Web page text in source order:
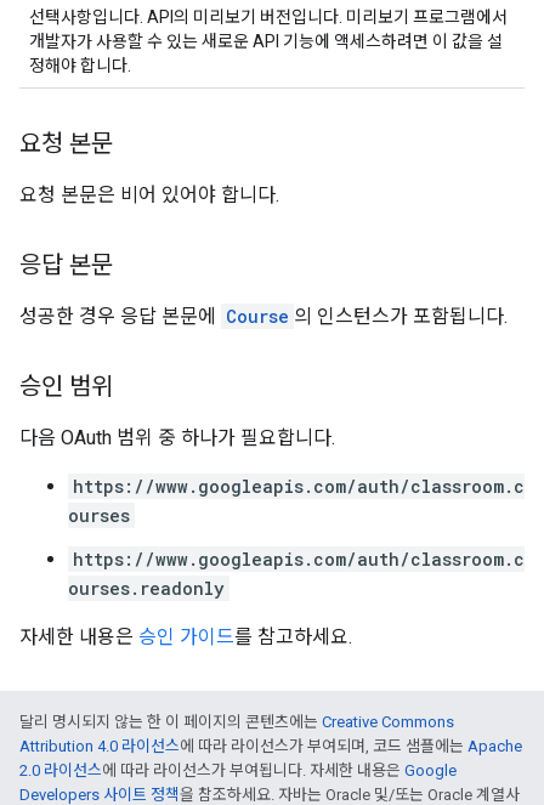
선택사항입니다. API의 미리보기 버전입니다. 미리보기 프로그램에서
개발자가 사용할 수 있는 새로운 API 기능에 액세스하려면 이 값을 설
정해야 합니다.
요청 본문
요청 본문은 비어 있어야 합니다.
응답 본문
성공한 경우 응답 본문에 Course 의 인스턴스가 포함됩니다.
승인 범위
다음 OAuth 범위 중 하나가 필요합니다.
https://www.googleapis.com/auth/classroom.c
ourses
https://www.googleapis.com/auth/classroom.c
ourses.readonly
자세한 내용은 승인 가이드를 참고하세요.
달리 명시되지 않는 한 이 페이지의 콘텐츠에는 Creative Commons
Attribution 4.0 라이선스에 따라 라이선스가 부여되며, 코드 샘플에는 Apache
2.0 라이선스에 따라 라이선스가 부여됩니다. 자세한 내용은 Google
Developers 사이트 정책을 참조하세요. 자바는 Oracle 및/또는 Oracle 계열사